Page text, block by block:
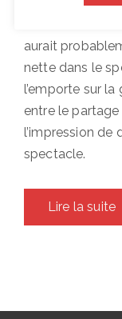
aurait
nette dans le
l’emporte sur
entre le
l’impression de
spectacle.
Lire la suite